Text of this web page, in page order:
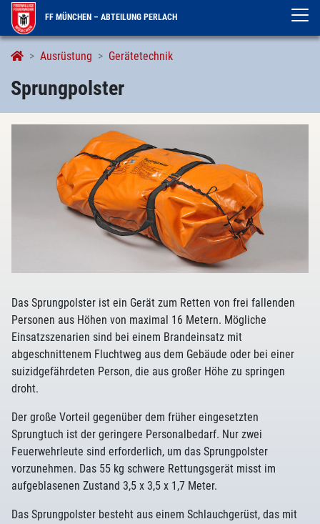
FF MÜNCHEN – ABTEILUNG PERLACH
Ausrüstung Gerätetechnik
Sprungpolster
Sprungpolster
Das Sprungpolster ist ein Gerät zum Retten von frei fallenden
Personen aus Höhen von maximal 16 Metern. Mögliche
Einsatzszenarien sind bei einem Brandeinsatz mit
abgeschnittenem Fluchtweg aus dem Gebäude oder bei einer
suizidgefährdeten Person, die aus großer Höhe zu springen
droht.
Der große Vorteil gegenüber dem früher eingesetzten
Sprungtuch ist der geringere Personalbedarf. Nur zwei
Feuerwehrleute sind erforderlich, um das Sprungpolster
vorzunehmen. Das 55 kg schwere Rettungsgerät misst im
aufgeblasenen Zustand 3,5 x 3,5 x 1,7 Meter.
Das Sprungpolster besteht aus einem Schlauchgerüst, das mit